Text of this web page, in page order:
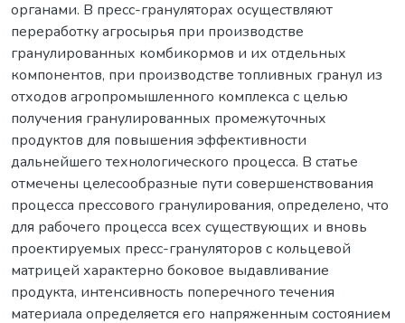
органами. В пресс-грануляторах осуществляют
переработку агросырья при производстве
гранулированных комбикормов и их отдельных
компонентов, при производстве топливных гранул из
отходов агропромышленного комплекса с целью
получения гранулированных промежуточных
продуктов для повышения эффективности
дальнейшего технологического процесса. В статье
отмечены целесообразные пути совершенствования
процесса прессового гранулирования, определено, что
для рабочего процесса всех существующих и вновь
проектируемых пресс-грануляторов с кольцевой
матрицей характерно боковое выдавливание
продукта, интенсивность поперечного течения
материала определяется его напряженным состоянием